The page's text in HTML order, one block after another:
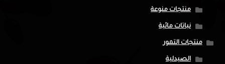
منتجات منوعة
نباتات مائية
منتجات التمور
الصيدلية